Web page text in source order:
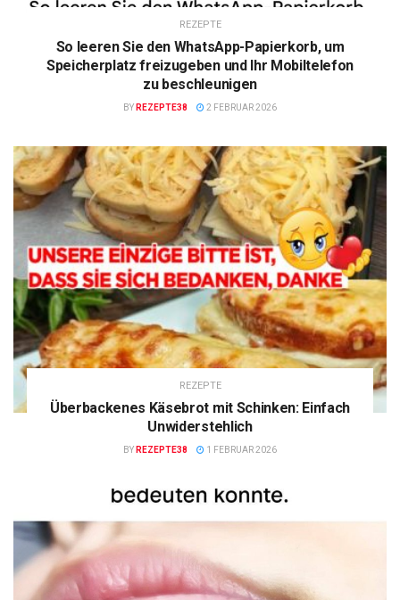
REZEPTE
So leeren Sie den WhatsApp-Papierkorb, um
Speicherplatz freizugeben und Ihr Mobiltelefon
zu beschleunigen
BY REZEPTE38 2 FEBRUAR 2026
REZEPTE
Überbackenes Käsebrot mit Schinken: Einfach
Unwiderstehlich
BY REZEPTE38 1 FEBRUAR 2026